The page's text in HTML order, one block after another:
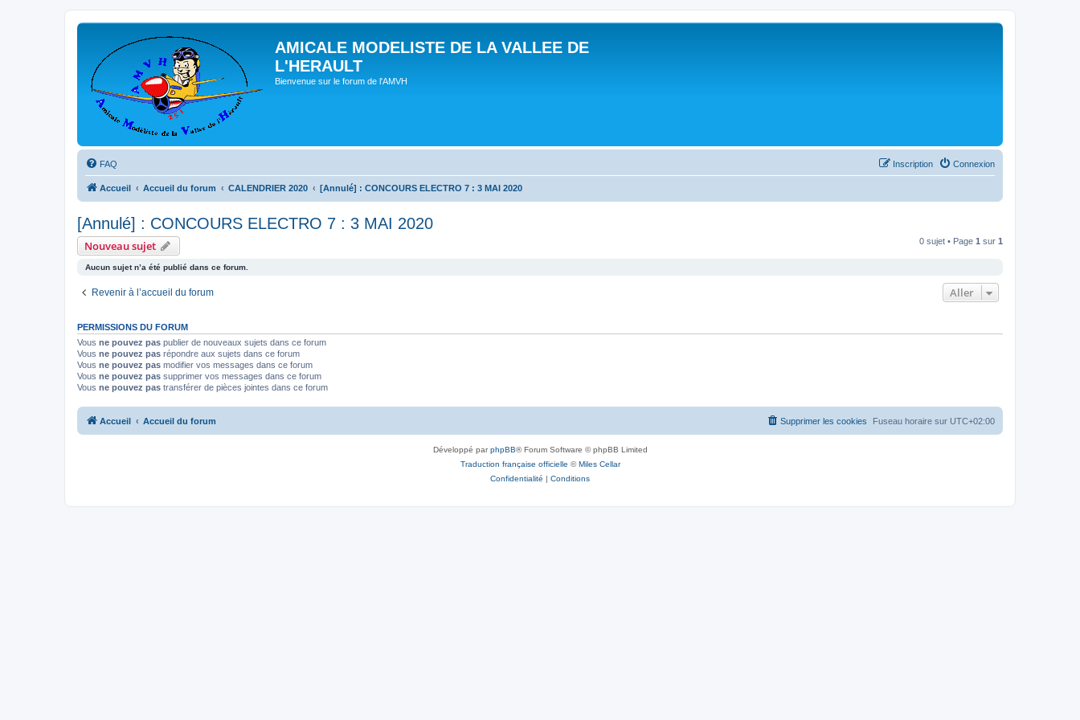
AMICALE MODELISTE DE LA VALLEE DE
L'HERAULT
Bienvenue sur le forum de l'AMVH
FAQ Connexion
Inscription
Accueil Accueil du forum CALENDRIER 2020 [Annulé] : CONCOURS ELECTRO 7 : 3 MAI 2020
[Annulé] : CONCOURS ELECTRO 7 : 3 MAI 2020
Nouveau sujet 0 sujet • Page 1 sur 1
Aucun sujet n’a été publié dans ce forum.
Revenir à l’accueil du forum Aller
PERMISSIONS DU FORUM
Vous ne pouvez pas publier de nouveaux sujets dans ce forum
Vous ne pouvez pas répondre aux sujets dans ce forum
Vous ne pouvez pas modifier vos messages dans ce forum
Vous ne pouvez pas supprimer vos messages dans ce forum
Vous ne pouvez pas transférer de pièces jointes dans ce forum
Accueil Accueil du forum Fuseau horaire sur UTC+02:00
Supprimer les cookies
Développé parphpBB® Forum Software © phpBB Limited
Traduction française officielle ©Miles Cellar
Confidentialité | Conditions